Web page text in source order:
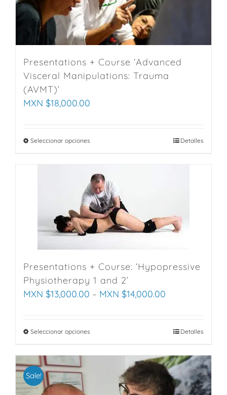
Presentations + Course ‘Advanced
Visceral Manipulations: Trauma
(AVMT)’
MXN $18,000.00
Seleccionar opciones
multiple
variants.
The
options
may
be
chosen
on
the
Detalles
Presentations + Course: ‘Hypopressive
Physiotherapy 1 and 2’
MXN $13,000.00 – MXN $14,000.00
Seleccionar opciones
multiple
variants.
Detalles
Sale!